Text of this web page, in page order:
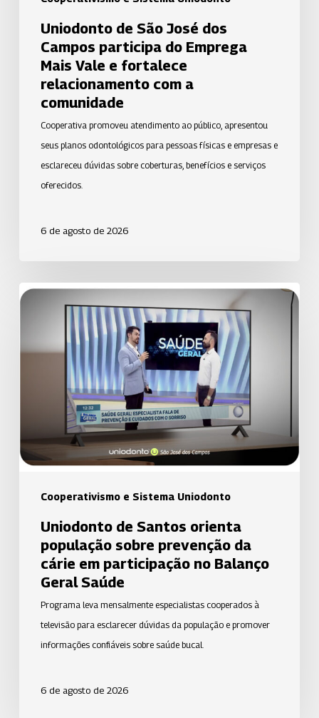
fortalece
relacionamento
com
Uniodonto de São José dos
Campos participa do Emprega
Mais Vale e fortalece
relacionamento com a
comunidade
Cooperativa promoveu atendimento ao público, apresentou
seus planos odontológicos para pessoas físicas e empresas e
esclareceu dúvidas sobre coberturas, benefícios e serviços
oferecidos.
6 de agosto de 2026
Cooperativismo e Sistema Uniodonto
Uniodonto
orienta
população
prevenção
cárie
em
participação
Balanço
Geral
Saúde
Uniodonto de Santos orienta
população sobre prevenção da
cárie em participação no Balanço
Geral Saúde
Programa leva mensalmente especialistas cooperados à
televisão para esclarecer dúvidas da população e promover
informações confiáveis sobre saúde bucal.
6 de agosto de 2026